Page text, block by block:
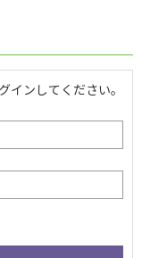
インしてください。